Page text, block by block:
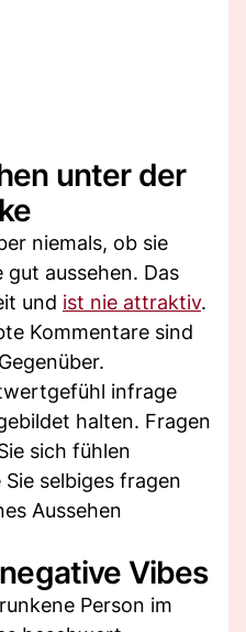
unter der
niemals, ob sie
aussehen. Das
und ist nie attraktiv.
Kommentare sind
infrage
halten. Fragen
sich fühlen
selbiges fragen
Aussehen
Vibes
Person im